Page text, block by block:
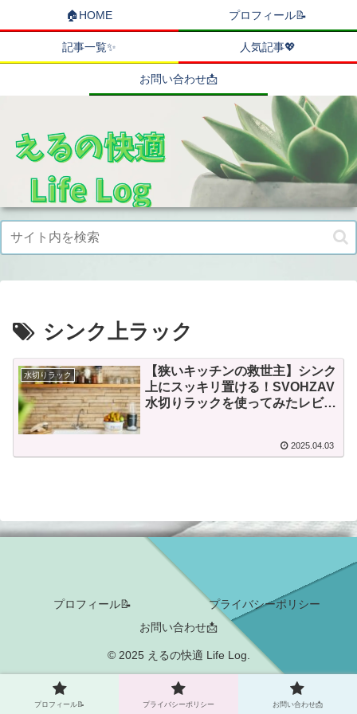
🏠HOME プロフィール📝
記事一覧✨ 人気記事💖
お問い合わせ📩
シンク上ラック
水切りラック
【狭いキッチンの救世主】シンク
上にスッキリ置ける！SVOHZAV
水切りラックを使ってみたレビュ
2025.04.03
プロフィール📝
プライバシーポリシー
お問い合わせ📩
© 2025 えるの快適 Life Log.
プロフィール📝 プライバシーポリシー お問い合わせ📩